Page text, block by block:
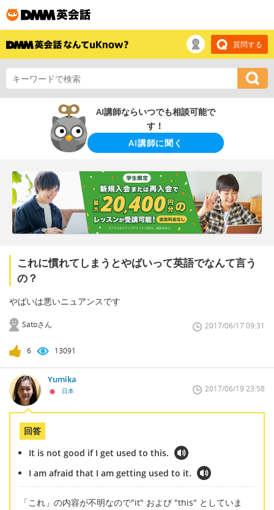
質問する
AI講師ならいつでも相談可能で
す！
AI講師に聞く
これに慣れてしまうとやばいって英語でなんて言う
の？
やばいは悪いニュアンスです
Satoさん 2017/06/17 09:31
6 13091
Yumika
日本 2017/06/19 23:58
回答
It is not good if I get used to this.
I am afraid that I am getting used to it.
「これ」の内容が不明なので"it" および "this" としていま